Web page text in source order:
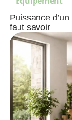
Puissance
faut savoir